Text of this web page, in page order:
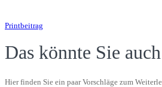
Printbeitrag
Das könnte Sie
Hier finden Sie ein paar Vorschläge zum